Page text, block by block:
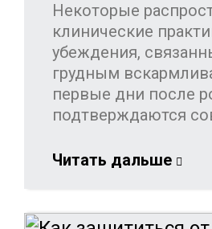
Некоторые
клинические
убеждения,
грудным
первые дни после
подтверждаются
Читать дальше